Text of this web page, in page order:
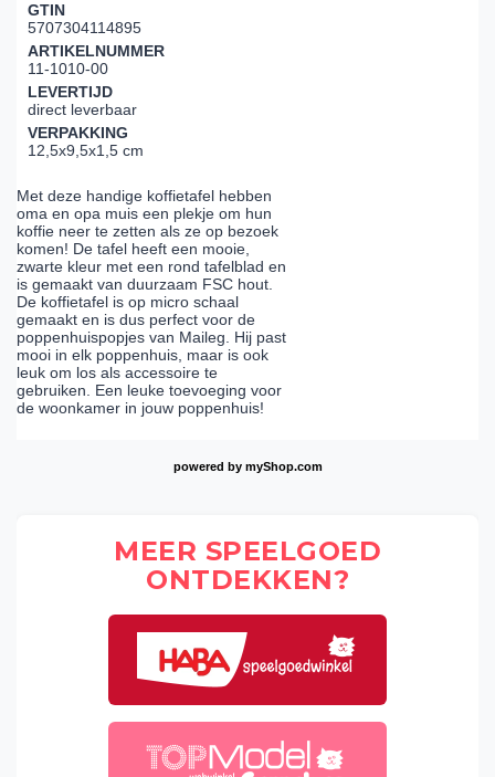
GTIN
5707304114895
ARTIKELNUMMER
11-1010-00
LEVERTIJD
direct leverbaar
VERPAKKING
12,5x9,5x1,5 cm
Met deze handige koffietafel hebben
oma en opa muis een plekje om hun
koffie neer te zetten als ze op bezoek
komen! De tafel heeft een mooie,
zwarte kleur met een rond tafelblad en
is gemaakt van duurzaam FSC hout.
De koffietafel is op micro schaal
gemaakt en is dus perfect voor de
poppenhuispopjes van Maileg. Hij past
mooi in elk poppenhuis, maar is ook
leuk om los als accessoire te
gebruiken. Een leuke toevoeging voor
de woonkamer in jouw poppenhuis!
powered by myShop.com
MEER SPEELGOED
ONTDEKKEN?